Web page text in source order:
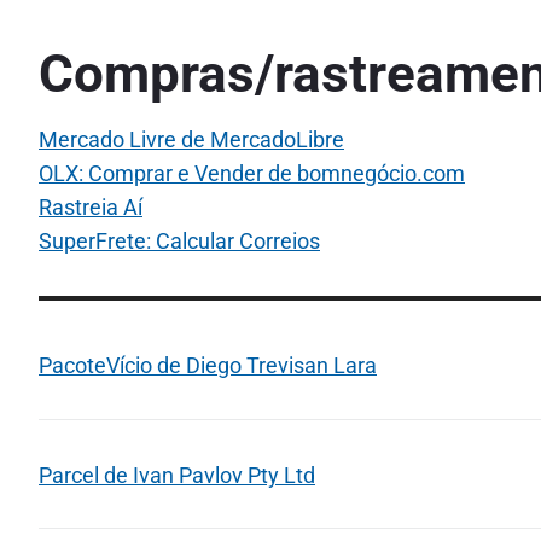
Compras/
Mercado Livre de MercadoLibre
OLX: Comprar e Vender de bomnegócio.com
Rastreia Aí
SuperFrete: Calcular Correios
PacoteVício de Diego Trevisan Lara
Parcel de Ivan Pavlov Pty Ltd